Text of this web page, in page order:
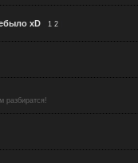
xD 1 2
разбиратся!